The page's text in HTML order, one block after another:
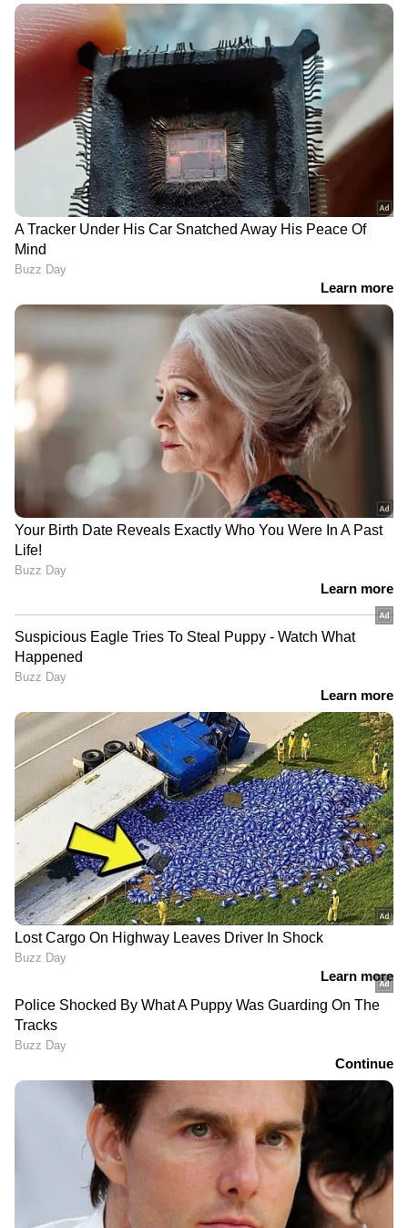
RU 281074
RV 281074
RW 281074
RY 281074
RZ 281074
രണ്ടാം സമ്മാനം-30 ലക്ഷം രൂപ
RN 323012
മൂന്നാം സമ്മാനം- 5 ലക്ഷം രൂപ
RZ 440438
നാലാം സമ്മാനം- 5,000 രൂപ
0810 1086 2961 3013 3504 4766 5289 5303 5438
5468 5619 6555 6646 7342 8370 9015 9252 9411
പരീക്ഷയ്ക്ക്; ആരോഗ്യ
സര്‍വകലാശാല MBBS പരീക്ഷയിൽ
ഗുരുതര വീഴ്ച
ഗൗതം കൃഷ്ണനായി തെരച്ചിൽ;
നാവികസേനയുടെ ഐഎൻഎസ്
കൽപ്പേനി നീണ്ടകരയിൽ | Kollam |
Indian Navy